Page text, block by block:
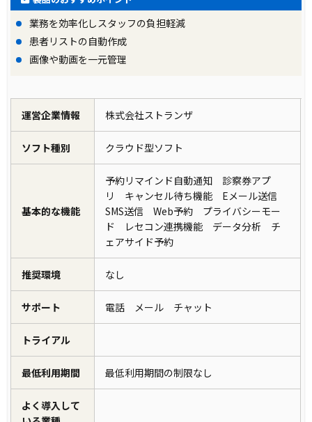
業務を効率化しスタッフの負担軽減
患者リストの自動作成
画像や動画を一元管理
運営企業情報 株式会社ストランザ
ソフト種別 クラウド型ソフト
基本的な機能
予約リマインド自動通知 診察券アプ
リ キャンセル待ち機能 Eメール送信
SMS送信 Web予約 プライバシーモー
ド レセコン連携機能 データ分析 チ
ェアサイド予約
推奨環境 なし
サポート 電話 メール チャット
トライアル
最低利用期間 最低利用期間の制限なし
よく導入して